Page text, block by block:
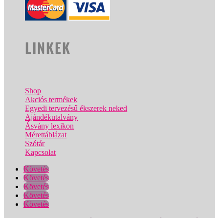
LINKEK
Shop
Akciós termékek
Egyedi tervezésű ékszerek neked
Ajándékutalvány
Ásvány lexikon
Mérettáblázat
Szótár
Kapcsolat
Követés
Követés
Követés
Követés
Követés